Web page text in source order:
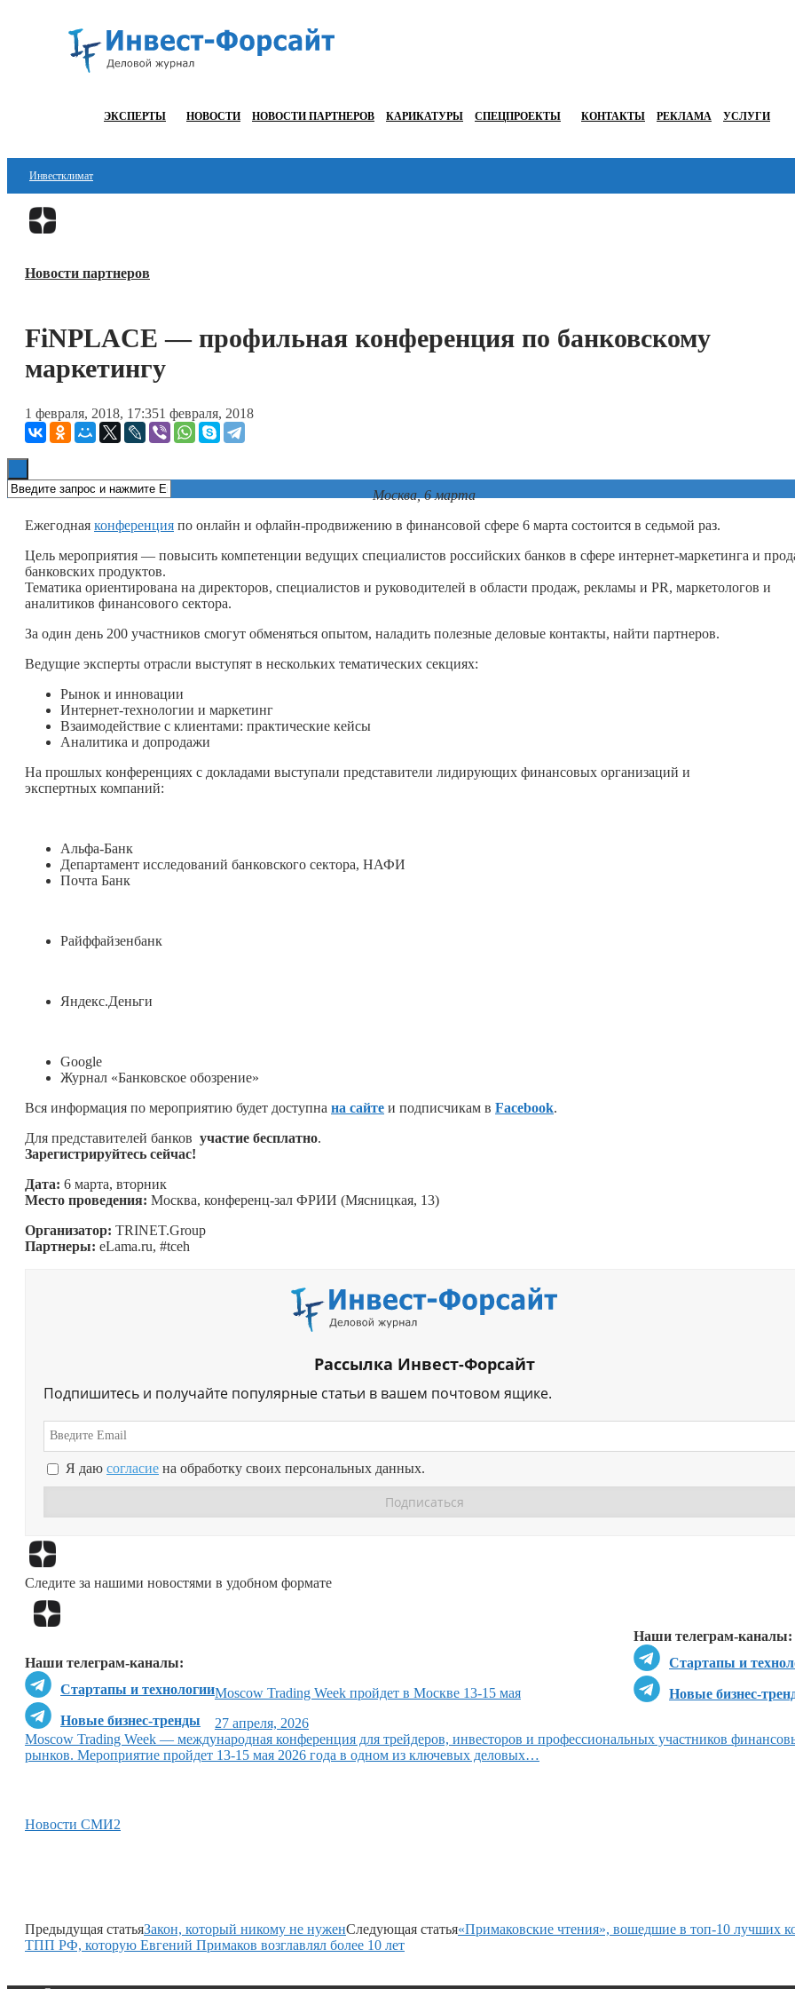
ЭКСПЕРТЫ НОВОСТИ НОВОСТИ ПАРТНЕРОВ КАРИКАТУРЫ СПЕЦПРОЕКТЫ КОНТАКТЫ РЕКЛАМА УСЛУГИ
Инвестклимат
Финансы
Блокчейн
Книги
Новости партнеров
FiNPLACE — профильная конференция по банковскому
маркетингу
1 февраля, 2018, 17:351 февраля, 2018
Москва, 6 марта
Ежегодная конференция по онлайн и офлайн-продвижению в финансовой сфере 6 марта состоится в седьмой раз.
Цель мероприятия — повысить компетенции ведущих специалистов российских банков в сфере интернет-маркетинга и
банковских продуктов.
Тематика ориентирована на директоров, специалистов и руководителей в области продаж, рекламы и PR, маркетологов и
аналитиков финансового сектора.
За один день 200 участников смогут обменяться опытом, наладить полезные деловые контакты, найти партнеров.
Ведущие эксперты отрасли выступят в нескольких тематических секциях:
Рынок и инновации
Интернет-технологии и маркетинг
Взаимодействие с клиентами: практические кейсы
Аналитика и допродажи
На прошлых конференциях с докладами выступали представители лидирующих финансовых организаций и
экспертных компаний:
Альфа-Банк
Департамент исследований банковского сектора, НАФИ
Почта Банк
Райффайзенбанк
Яндекс.Деньги
Google
Журнал «Банковское обозрение»
Вся информация по мероприятию будет доступна на сайте и подписчикам в Facebook.
Для представителей банков участие бесплатно.
Зарегистрируйтесь сейчас!
Дата: 6 марта, вторник
Место проведения: Москва, конференц-зал ФРИИ (Мясницкая, 13)
Организатор: TRINET.Group
Партнеры: eLama.ru, #tceh
Рассылка Инвест-Форсайт
Подпишитесь и получайте популярные статьи в вашем почтовом ящике.
Я даю согласие на обработку своих персональных данных.
Следите за нашими новостями в удобном формате
Наши телеграм-каналы:
Стартапы и
Новые бизнес-
Наши телеграм-каналы:
Стартапы и технологии
Новые бизнес-тренды
Moscow Trading Week пройдет в Москве 13-15 мая
27 апреля, 2026
Moscow Trading Week — международная конференция для трейдеров, инвесторов и профессиональных участников
рынков. Мероприятие пройдет 13-15 мая 2026 года в одном из ключевых деловых…
Новости СМИ2
Предыдущая статьяЗакон, который никому не нуженСледующая статья«Примаковские чтения», вошедшие в топ-10 лучших
ТПП РФ, которую Евгений Примаков возглавлял более 10 лет